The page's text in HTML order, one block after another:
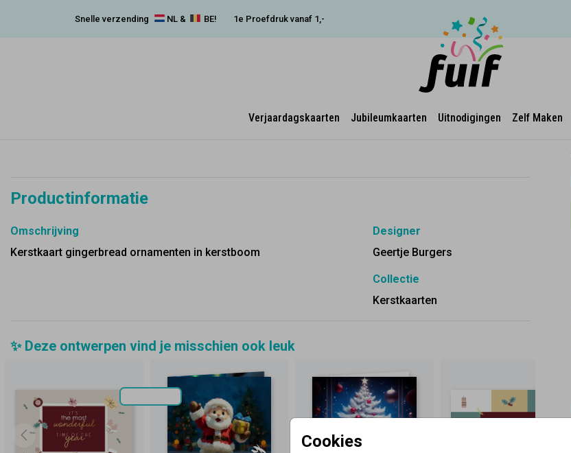
Snelle verzending NL & BE! 1e Proefdruk vanaf 1,-
Verjaardagskaarten Jubileumkaarten Uitnodigingen Zelf Maken
Cookies
Productinformatie
Omschrijving
Kerstkaart gingerbread ornamenten in kerstboom
Designer
Geertje Burgers
Collectie
Kerstkaarten
✨ Deze ontwerpen vind je misschien ook leuk